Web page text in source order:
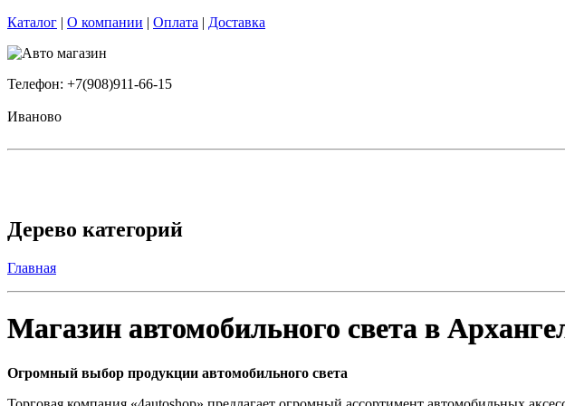
Каталог | О компании | Оплата | Доставка
Телефон: +7(908)911-66-15
Иваново
Дерево категорий
Главная
Магазин автомобильного света в
Огромный выбор продукции автомобильного света